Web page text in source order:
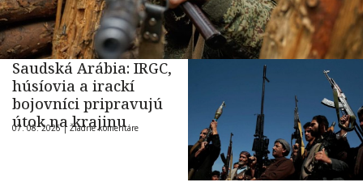
Saudská Arábia: IRGC,
húsíovia a irackí
bojovníci pripravujú
útok na krajinu
07. 08. 2026 |Žiadne komentáre